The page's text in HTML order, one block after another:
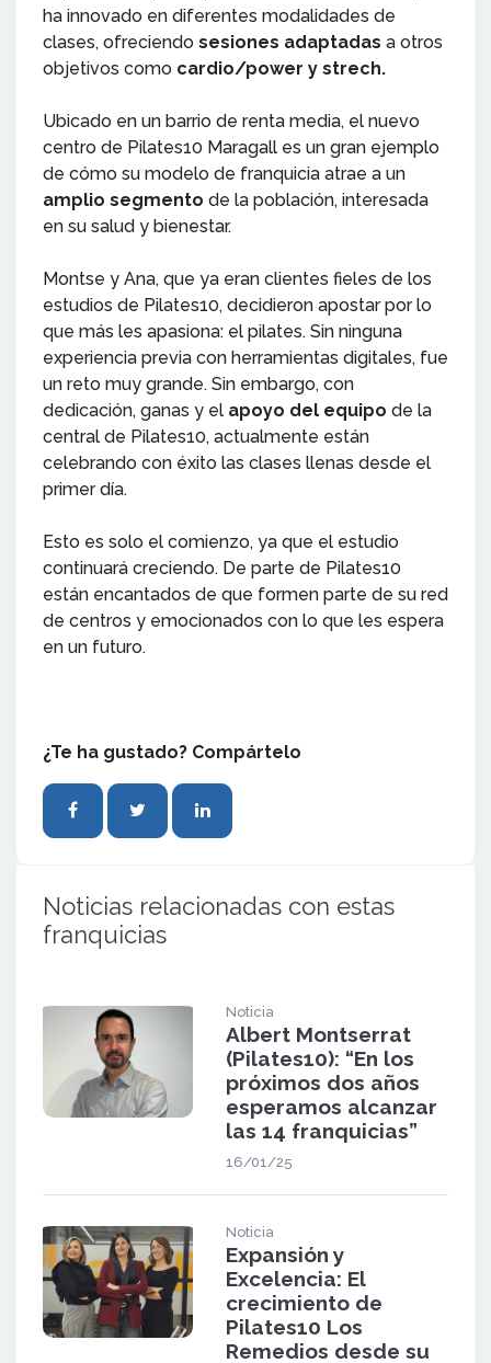
ha innovado en diferentes modalidades de
clases, ofreciendo sesiones adaptadas a otros
objetivos como cardio/power y strech.
Ubicado en un barrio de renta media, el nuevo
centro de Pilates10 Maragall es un gran ejemplo
de cómo su modelo de franquicia atrae a un
amplio segmento de la población, interesada
en su salud y bienestar.
Montse y Ana, que ya eran clientes fieles de los
estudios de Pilates10, decidieron apostar por lo
que más les apasiona: el pilates. Sin ninguna
experiencia previa con herramientas digitales, fue
un reto muy grande. Sin embargo, con
dedicación, ganas y el apoyo del equipo de la
central de Pilates10, actualmente están
celebrando con éxito las clases llenas desde el
primer día.
Esto es solo el comienzo, ya que el estudio
continuará creciendo. De parte de Pilates10
están encantados de que formen parte de su red
de centros y emocionados con lo que les espera
en un futuro.
¿Te ha gustado? Compártelo
Noticias relacionadas con estas
franquicias
Noticia
Albert Montserrat
(Pilates10): “En los
próximos dos años
esperamos alcanzar
las 14 franquicias”
16/01/25
Noticia
Expansión y
Excelencia: El
crecimiento de
Pilates10 Los
Remedios desde su